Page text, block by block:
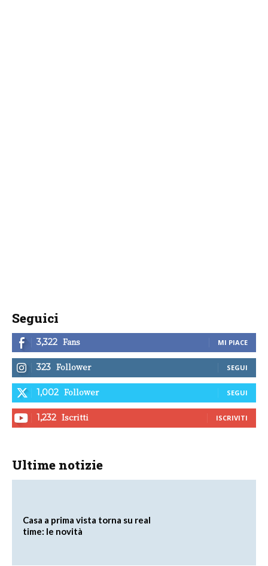
Seguici
3,322 Fans MI PIACE
323 Follower SEGUI
1,002 Follower SEGUI
1,232 Iscritti ISCRIVITI
Ultime notizie
Casa a prima vista torna su real
time: le novità